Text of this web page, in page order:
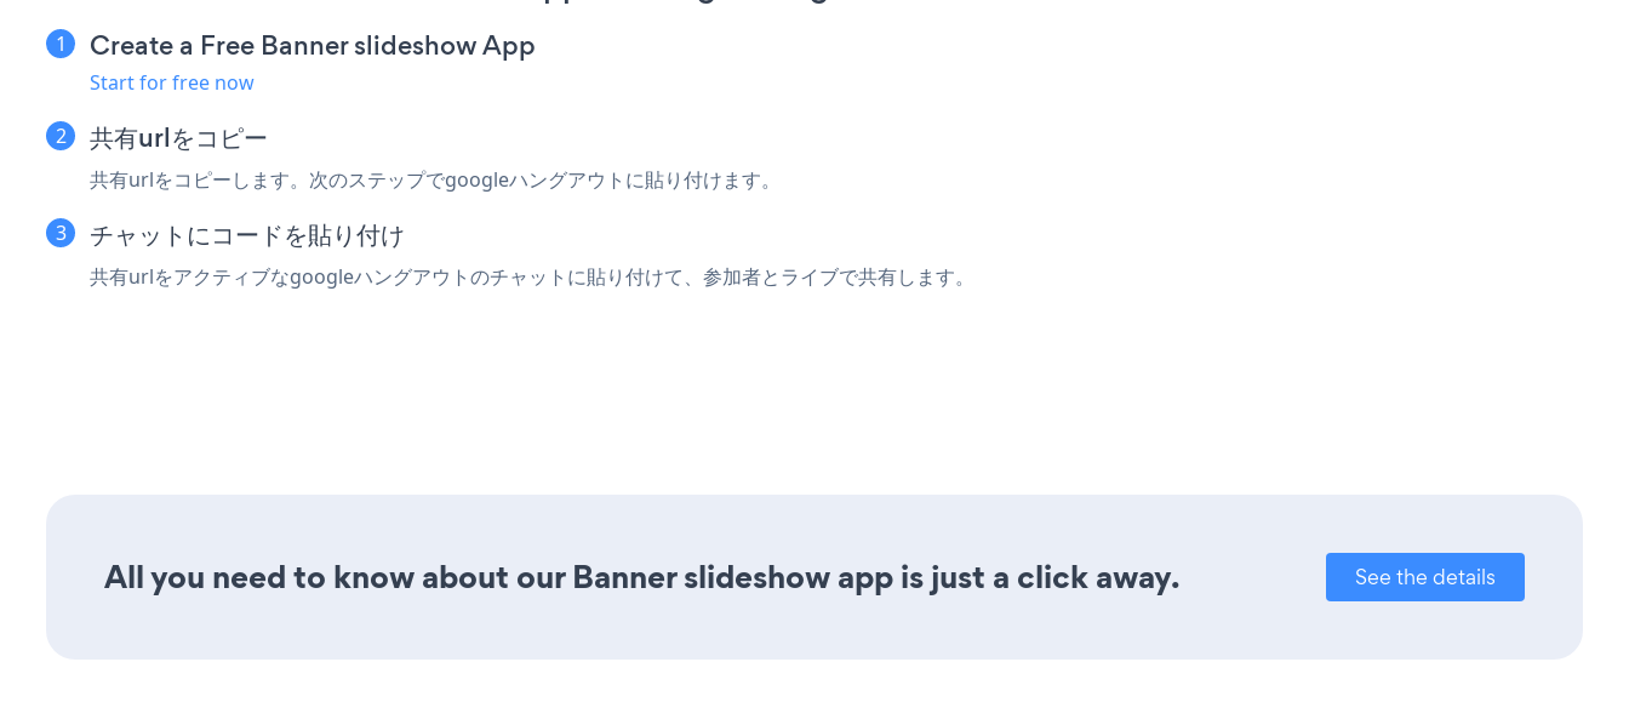
Create a Free Banner slideshow App
Start for free now
共有urlをコピー
共有urlをコピーします。次のステップでgoogleハングアウトに貼り付けます。
チャットにコードを貼り付け
共有urlをアクティブなgoogleハングアウトのチャットに貼り付けて、参加者とライブで共有します。
All you need to know about our Banner slideshow app is just a click away. See the details